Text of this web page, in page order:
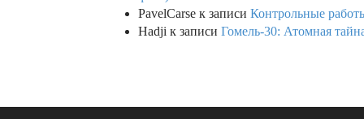
PavelCarse к записи Контрольные
Hadji к записи Гомель-30: Атомная